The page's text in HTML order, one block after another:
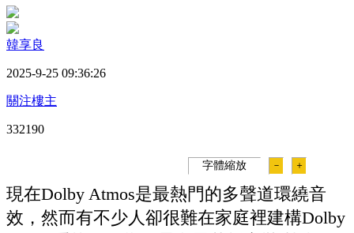
韓享良
2025-9-25 09:36:26
關注樓主
332190
字體縮放 － ＋
現在Dolby Atmos是最熱門的多聲道環繞音
效，然而有不少人卻很難在家庭裡建構Dolby